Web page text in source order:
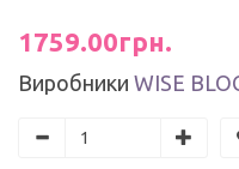
1759.00грн.
Виробники WISE